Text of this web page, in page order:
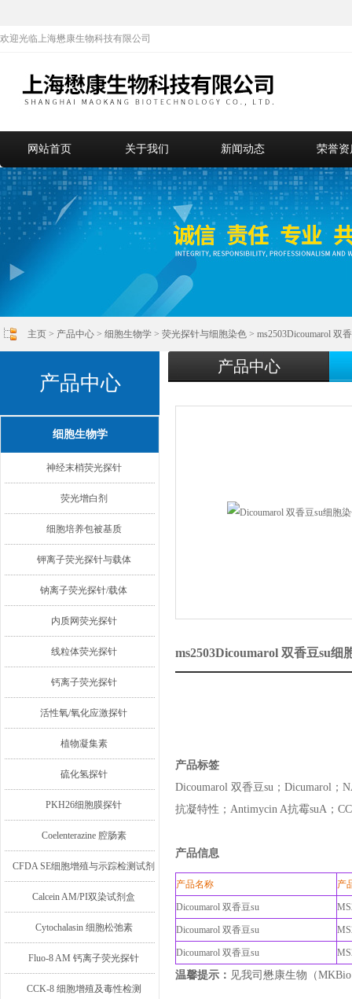
欢迎光临上海懋康生物科技有限公司
网站首页 关于我们 新闻动态 荣誉资
主页 > 产品中心 > 细胞生物学 > 荧光探针与细胞染色 > ms2503Dicoumarol 双
产品中心
细胞生物学
神经末梢荧光探针
荧光增白剂
细胞培养包被基质
钾离子荧光探针与载体
钠离子荧光探针/载体
内质网荧光探针
线粒体荧光探针
钙离子荧光探针
活性氧/氧化应激探针
植物凝集素
硫化氢探针
PKH26细胞膜探针
Coelenterazine 腔肠素
CFDA SE细胞增殖与示踪检测试剂
盒
Calcein AM/PI双染试剂盒
Cytochalasin 细胞松弛素
Fluo-8 AM 钙离子荧光探针
CCK-8 细胞增殖及毒性检测
产品中心
ms2503Dicoumarol 双香豆su细
产品标签
Dicoumarol 双香豆su；Dicumarol；
抗凝特性；Antimycin A抗霉suA；
产品信息
产品名称 产
Dicoumarol 双香豆su
Dicoumarol 双香豆su
Dicoumarol 双香豆su
温馨提示： 见我司懋康生物（